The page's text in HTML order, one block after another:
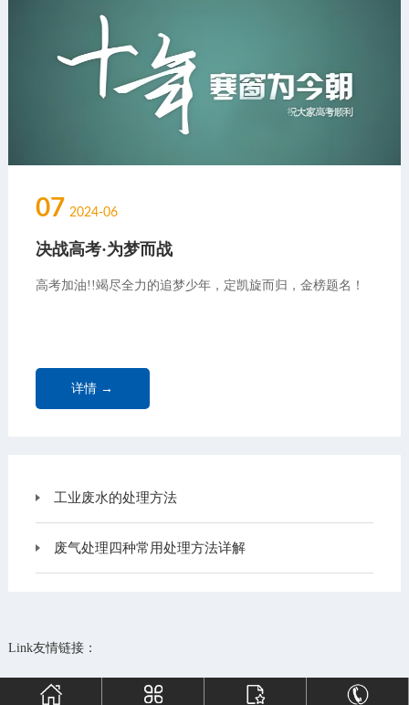
07 2024-06
决战高考·为梦而战
高考加油!!竭尽全力的追梦少年，定凯旋而归，金榜题名！
详情 →
工业废水的处理方法
废气处理四种常用处理方法详解
Link友情链接：